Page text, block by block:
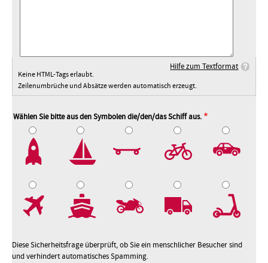
Hilfe zum Textformat
Keine HTML-Tags erlaubt.
Zeilenumbrüche und Absätze werden automatisch erzeugt.
Wählen Sie bitte aus den Symbolen die/den/das Schiff aus.
Diese Sicherheitsfrage überprüft, ob Sie ein menschlicher Besucher sind
und verhindert automatisches Spamming.